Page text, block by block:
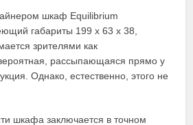
шкаф Equilibrium
габариты 199 х 63 х 38,
зрителями как
рассыпающаяся прямо у
Однако, естественно, этого не
шкафа заключается в точном